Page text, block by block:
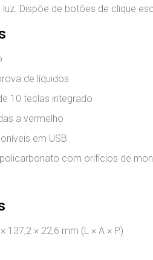
Dispõe de botões de clique
de líquidos
10 teclas integrado
a vermelho
em USB
com orifícios de
137,2 × 22,6 mm (L × A × P)